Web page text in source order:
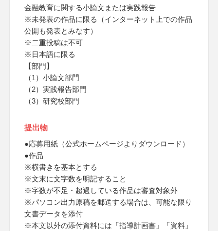
金融教育に関する小論文または実践報告
※未発表の作品に限る（インターネット上での作品
公開も発表とみなす）
※二重投稿は不可
※日本語に限る
【部門】
（1）小論文部門
（2）実践報告部門
（3）研究校部門
提出物
●応募用紙（公式ホームページよりダウンロード）
●作品
※横書きを基本とする
※文末に文字数を明記すること
※字数が不足・超過している作品は審査対象外
※パソコン出力原稿を郵送する場合は、可能な限り
文書データを添付
※本文以外の添付資料には「指導計画書」「資料」